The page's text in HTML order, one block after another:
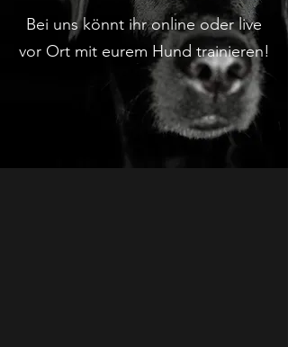
Bei uns könnt ihr online oder live
vor Ort mit eurem Hund trainieren!